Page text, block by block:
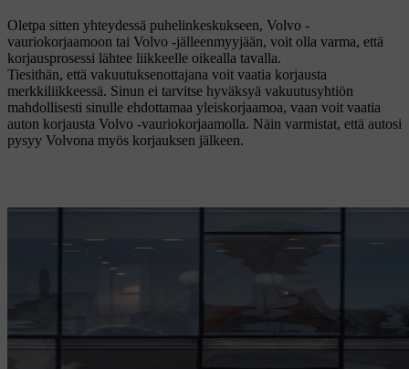
Oletpa sitten yhteydessä puhelinkeskukseen, Volvo -
vauriokorjaamoon tai Volvo -jälleenmyyjään, voit olla varma, että
korjausprosessi lähtee liikkeelle oikealla tavalla.
Tiesithän, että vakuutuksenottajana voit vaatia korjausta
merkkiliikkeessä. Sinun ei tarvitse hyväksyä vakuutusyhtiön
mahdollisesti sinulle ehdottamaa yleiskorjaamoa, vaan voit vaatia
auton korjausta Volvo -vauriokorjaamolla. Näin varmistat, että autosi
pysyy Volvona myös korjauksen jälkeen.